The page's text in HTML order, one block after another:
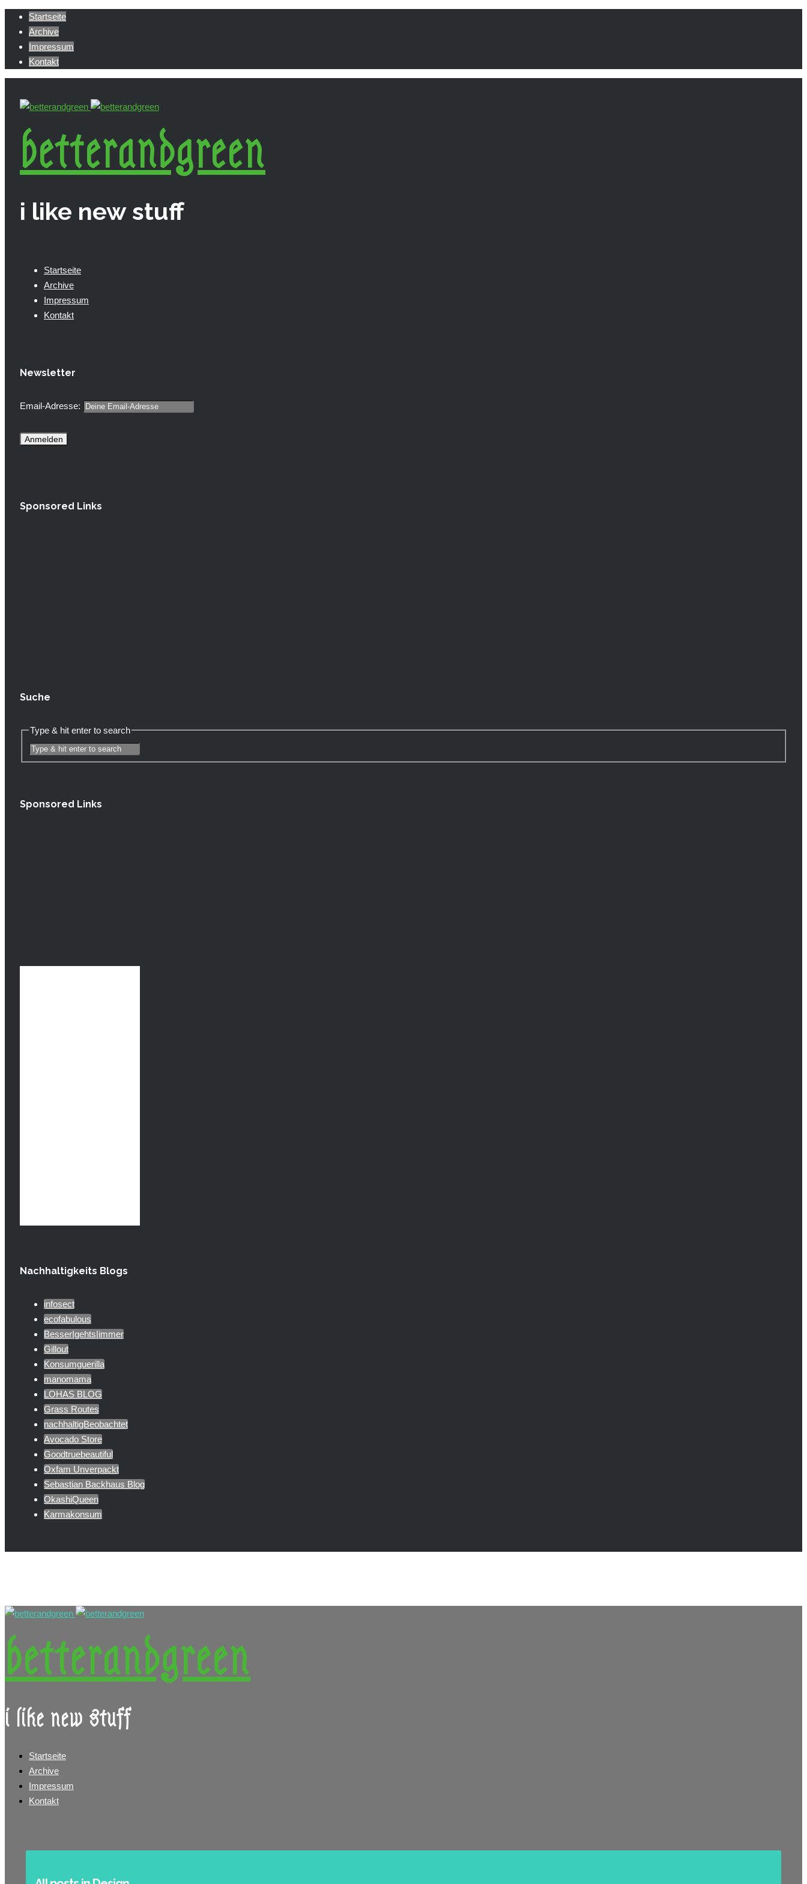
Startseite
Archive
Impressum
Kontakt
betterandgreen
i like new stuff
Startseite
Archive
Impressum
Kontakt
Newsletter
Email-Adresse:
Sponsored Links
Suche
Type & hit enter to search
Sponsored Links
Nachhaltigkeits Blogs
infosect
ecofabulous
Besser|gehts|immer
Gillout
Konsumguerilla
manomama
LOHAS BLOG
Grass Routes
nachhaltigBeobachtet
Avocado Store
Goodtruebeautiful
Oxfam Unverpackt
Sebastian Backhaus Blog
OkashiQueen
Karmakonsum
betterandgreen
i like new stuff
Startseite
Archive
Impressum
Kontakt